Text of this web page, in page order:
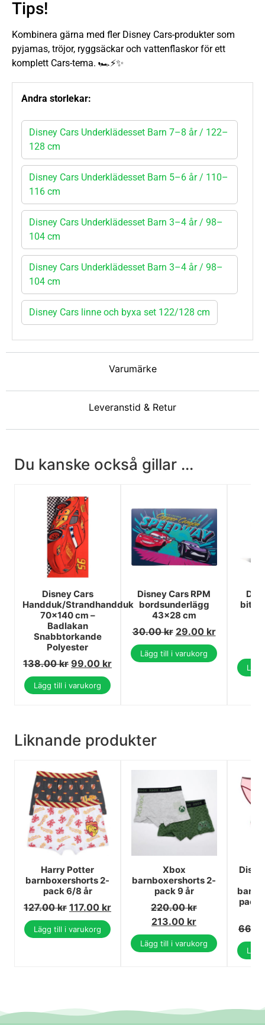
Varumärke
Leveranstid & Retur
Tips!
Kombinera gärna med fler Disney Cars-produkter som
pyjamas, tröjor, ryggsäckar och vattenflaskor för ett
komplett Cars-tema. 🏎️⚡✨
Andra storlekar:
Disney Cars Underklädesset Barn 7–8 år / 122–
128 cm
Disney Cars Underklädesset Barn 5–6 år / 110–
116 cm
Disney Cars Underklädesset Barn 3–4 år / 98–
104 cm
Disney Cars Underklädesset Barn 3–4 år / 98–
104 cm
Disney Cars linne och byxa set 122/128 cm
Du kanske också gillar ...
Disney Cars
Handduk/Strandhandduk
70x140 cm –
Badlakan
Snabbtorkande
Polyester
138.00kr 99.00 kr
Lägg till i varukorg
Disney Cars RPM
bordsunderlägg
43x28 cm
30.00kr 29.00 kr
Lägg till i varukorg
Liknande produkter
Harry Potter
barnboxershorts 2-
pack 6/8 år
127.00kr 117.00 kr
Lägg till i varukorg
Xbox
barnboxershorts 2-
pack 9 år
220.00kr
213.00 kr
Lägg till i varukorg
pack